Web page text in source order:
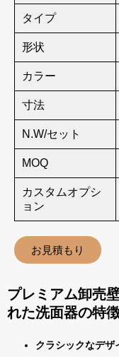
タイプ
形状
カラー
寸法
N.W/セット
MOQ
カスタムオプシ
ョン
お見積もり
プレミアム卸売
れた洗面器の特徴
クラシックなデザ